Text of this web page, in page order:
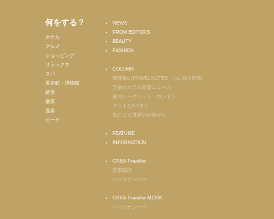
何をする？
ホテル
グルメ
ショッピング
リラックス
スパ
美術館・博物館
絶景
散策
温泉
ビーチ
NEWS
FROM EDITORS
BEAUTY
FASHION
COLUMN
齋藤薫のTRAVEL NOTES「心に残る時間」
至福のホテル最新ニュース
最旬シークレット・ロンドン
アートなNY便り
気になる世界の街角から
FEATURE
INFORMATION
CREA Traveller
定期購読
バックナンバー
CREA Traveller MOOK
バックナンバー